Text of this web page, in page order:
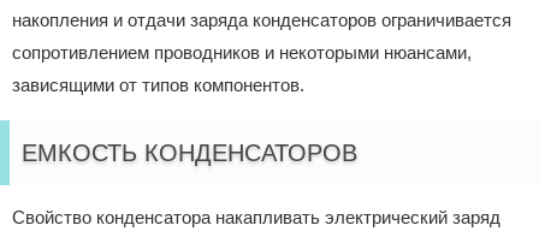
накопления и отдачи заряда конденсаторов ограничивается
сопротивлением проводников и некоторыми нюансами,
зависящими от типов компонентов.
ЕМКОСТЬ КОНДЕНСАТОРОВ
Свойство конденсатора накапливать электрический заряд